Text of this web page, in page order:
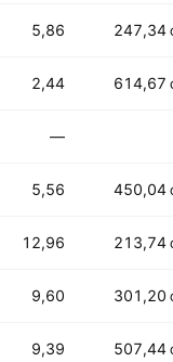
5,86 247,34
2,44 614,67
—
5,56 450,04
12,96 213,74
9,60 301,20
9,39 507,44